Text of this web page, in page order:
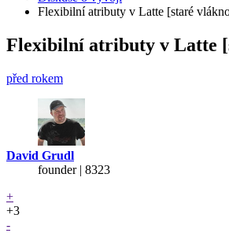
Flexibilní atributy v Latte [staré
Flexibilní atributy v Latte
před rokem
David Grudl
founder | 8323
+
+3
-